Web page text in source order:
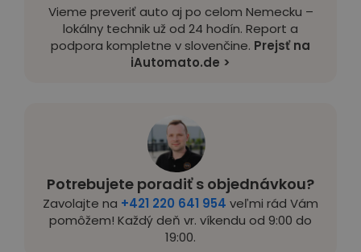
Potrebujete poradiť s objednávkou?
Zavolajte na +421 220 641 954 veľmi rád Vám
pomôžem! Každý deň vr. víkendu od 9:00 do
19:00.
Vieme preveriť auto aj po celom Nemecku –
lokálny technik už od 24 hodín. Report a
podpora kompletne v slovenčine. Prejsť na
iAutomato.de >